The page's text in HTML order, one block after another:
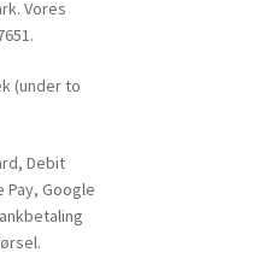
Vores
(under to
Debit
Pay, Google